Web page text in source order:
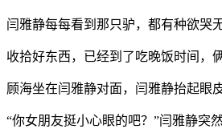
闫雅静每每看到那只驴，都有种欲哭
收拾好东西，已经到了吃晚饭时间，
顾海坐在闫雅静对面，闫雅静抬起眼
“你女朋友挺小心眼的吧？”闫雅静突然